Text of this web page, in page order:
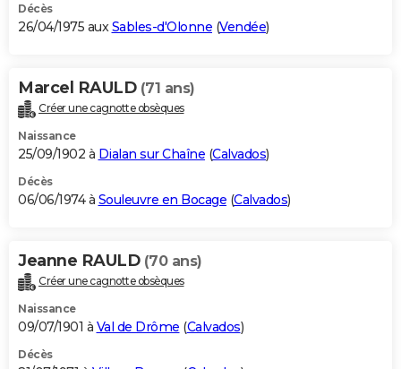
Décès
26/04/1975 auxSables-d'Olonne (Vendée)
Marcel RAULD (71 ans)
Créer une cagnotte obsèques
Naissance
25/09/1902 à Dialan sur Chaîne (Calvados)
Décès
06/06/1974 à Souleuvre en Bocage (Calvados)
Jeanne RAULD (70 ans)
Créer une cagnotte obsèques
Naissance
09/07/1901 à Val de Drôme (Calvados)
Décès